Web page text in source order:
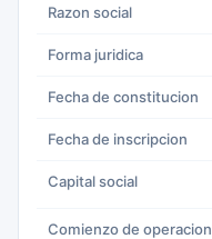
Razon social
Forma juridica
Fecha de constitucion
Fecha de inscripcion
Capital social
Comienzo de